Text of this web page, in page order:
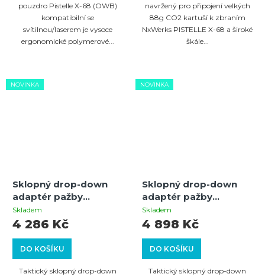
pouzdro Pistelle X-68 (OWB)
kompatibilní se
svítilnou/laserem je vysoce
ergonomické polymerové...
navržený pro připojení velkých
88g CO2 kartuší k zbraním
NxWerks PISTELLE X-68 a široké
škále...
NOVINKA
Sklopný drop-down
adaptér pažby
Defensor HDC 68C
TC68 HDC68 s
mechanismem Gen3
Skladem
DO KOŠÍKU
4 286 Kč
Taktický sklopný drop-down
NOVINKA
Sklopný drop-down
adaptér pažby
EMF200 s uzamykacím
mechanismem Gen3
Skladem
DO KOŠÍKU
4 898 Kč
Taktický sklopný drop-down